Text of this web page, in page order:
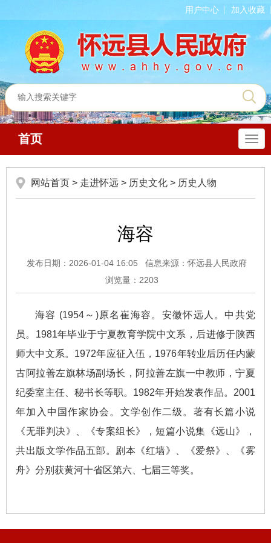
用户中心 加入收藏
导
航
首页
网站首页 > 走进怀远 > 历史文化 > 历史人物
海容
发布日期：2026-01-04 16:05
信息来源：怀远县人民政府
浏览量： 2203
海容 (1954～)原名崔海容。安徽怀远人。中共党
员。1981年毕业于宁夏教育学院中文系，后进修于陕西
师大中文系。1972年应征入伍，1976年转业后历任内蒙
古阿拉善左旗林场副场长，阿拉善左旗一中教师，宁夏
纪委室主任、秘书长等职。1982年开始发表作品。2001
年加入中国作家协会。文学创作二级。著有长篇小说
《无罪判决》、《专案组长》，短篇小说集《远山》，
共出版文学作品五部。剧本《红墙》、《爱祭》、《雾
舟》分别获黄河十省区第六、七届三等奖。